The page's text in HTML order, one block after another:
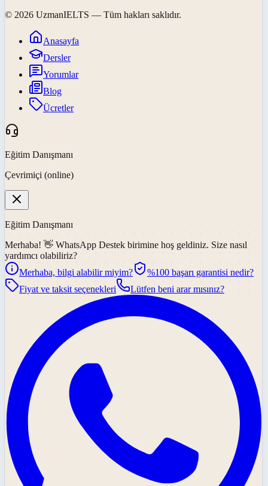
© 2026 UzmanIELTS — Tüm hakları saklıdır.
Anasayfa
Dersler
Yorumlar
Blog
Ücretler
Eğitim Danışmanı
Çevrimiçi (online)
Eğitim Danışmanı
Merhaba! 👋 WhatsApp Destek birimine hoş geldiniz. Size nasıl
yardımcı olabiliriz?
Merhaba, bilgi alabilir miyim?
%100 başarı garantisi nedir?
Fiyat ve taksit seçenekleri
Lütfen beni arar mısınız?